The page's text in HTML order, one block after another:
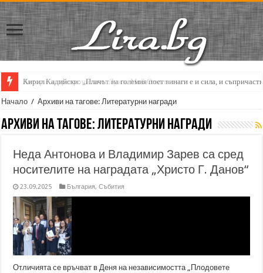
Кирил Кадийски: „Плачът на големия поет винаги е и сила, и
Начало / Архиви на тагове: Литературни награди
Архиви на тагове:Литературни награди
Неда Антонова и Владимир Зарев са сред
носителите на наградата „Христо Г. Данов“
23.09.2025 България,Събития
Отличията се връчват в Деня на независимостта „Плодовете